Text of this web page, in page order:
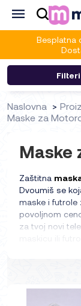
Besplatna
Filteri
Naslovna
Maske za
Maske
Zaštitna
Dvoumiš se
maske i futrole
povoljnom
za tvoj novi